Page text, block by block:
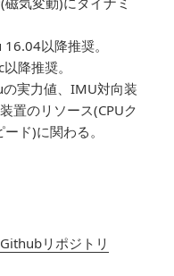
以降推奨。
降推奨。
実力値、IMU対向装
置のリソース(CPUク
ド)に関わる。
リポジトリ